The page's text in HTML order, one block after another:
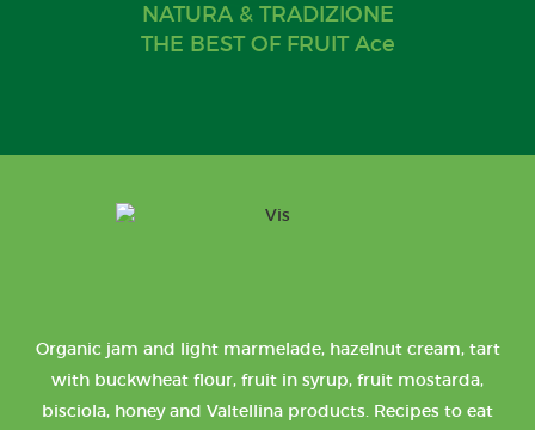
NATURA & TRADIZIONE
THE BEST OF FRUIT Ace
Organic jam and light marmelade, hazelnut cream, tart
with buckwheat flour, fruit in syrup, fruit mostarda,
bisciola, honey and Valtellina products. Recipes to eat